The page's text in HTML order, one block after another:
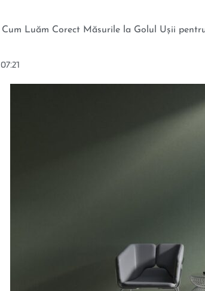
Cum Luăm Corect Măsurile la Golul Ușii
07:21